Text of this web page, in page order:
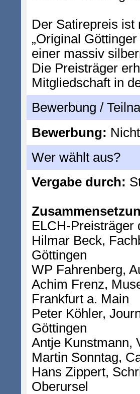
Der Satirepreis ist
„Original
einer massiv
Die Preisträger
Mitgliedschaft in
Bewerbung /
Bewerbung:
Wer wählt aus?
Vergabe durch:
ELCH-Preisträger
Hilmar Beck,
Göttingen
WP Fahrenberg,
Achim Frenz,
Frankfurt a. Main
Peter Köhler,
Göttingen
Antje Kunstmann,
Martin Sonntag,
Hans Zippert,
Oberursel